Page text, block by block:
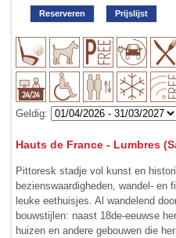
Reserveren Prijslijst
Geldig:
Hauts de France - Lumbres
Pittoresk stadje vol kunst en
bezienswaardigheden, wandel- en
leuke eethuisjes. Al wandelend
bouwstijlen: naast 18de-eeuwse
huizen en andere gebouwen die